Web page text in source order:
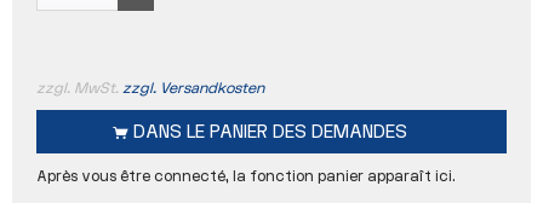
zzgl. MwSt. zzgl. Versandkosten
DANS LE PANIER DES DEMANDES
Après vous être connecté, la fonction panier apparaît ici.